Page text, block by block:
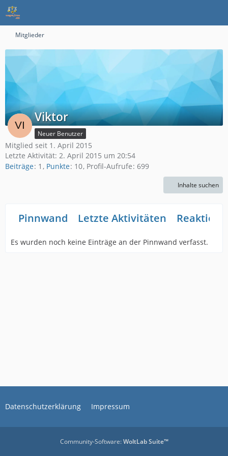
Mitglieder
Viktor
Neuer Benutzer
Mitglied seit 1. April 2015
Letzte Aktivität: 2. April 2015 um 20:54
Beiträge 1 Punkte 10 Profil-Aufrufe 699
Inhalte suchen
Pinnwand Letzte Aktivitäten
Es wurden noch keine Einträge an der Pinnwand verfasst.
Datenschutzerklärung Impressum
Community-Software:WoltLab Suite™